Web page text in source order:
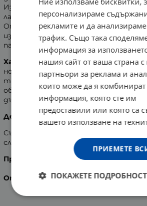
Изработени са от прозрачен
латекс, лубрикирани и завършващи
On форма, която лесно приляга и
изключителен комфорт и
партньорите.
Характеристики:
номинална широчина /отвора/ на
mm
обиколка на презерватива - 120 mm
дължина на презерватива - 210 mm
Дерматологично тествани!
Съхранявайте на сухо и хладно
слънчева светлина!
Производител:
Reckitt Benckiser
Опаковка:3 броя
персонализираме
рекламите и да
трафик. Също така
информация за
нашия сайт от ваша страна
партньори за реклама и
които може да я комбинират
информация, която сте им
предоставили или която са
вашето използване на
ПРИЕМЕТЕ
ПОКАЖЕТЕ